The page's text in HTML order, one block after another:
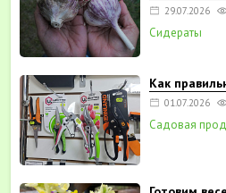
29.07.2026
Сидераты
Как
01.07.2026
Садовая